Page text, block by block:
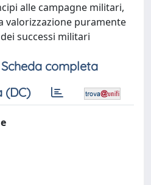
alle campagne militari,
valorizzazione puramente
successi militari
Scheda completa
(DC)